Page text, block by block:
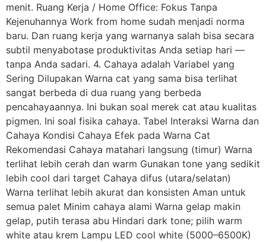
menit. Ruang Kerja / Home Office: Fokus Tanpa
Kejenuhannya Work from home sudah menjadi norma
baru. Dan ruang kerja yang warnanya salah bisa secara
subtil menyabotase produktivitas Anda setiap hari —
tanpa Anda sadari. 4. Cahaya adalah Variabel yang
Sering Dilupakan Warna cat yang sama bisa terlihat
sangat berbeda di dua ruang yang berbeda
pencahayaannya. Ini bukan soal merek cat atau kualitas
pigmen. Ini soal fisika cahaya. Tabel Interaksi Warna dan
Cahaya Kondisi Cahaya Efek pada Warna Cat
Rekomendasi Cahaya matahari langsung (timur) Warna
terlihat lebih cerah dan warm Gunakan tone yang sedikit
lebih cool dari target Cahaya difus (utara/selatan)
Warna terlihat lebih akurat dan konsisten Aman untuk
semua palet Minim cahaya alami Warna gelap makin
gelap, putih terasa abu Hindari dark tone; pilih warm
white atau krem Lampu LED cool white (5000–6500K)